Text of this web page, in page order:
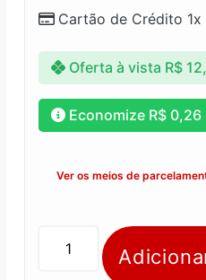
Cartão de Crédito 1x
Oferta à vista R$
Economize R$0,26
Ver os meios de